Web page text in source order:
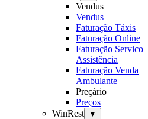
Vendus
Vendus
Faturação Táxis
Faturação Online
Faturação Servico
Assistência
Faturação Venda
Ambulante
Preçário
Preços
WinRest
▼